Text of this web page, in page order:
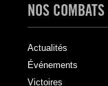
NOS COMBATS
Actualités
Événements
Victoires